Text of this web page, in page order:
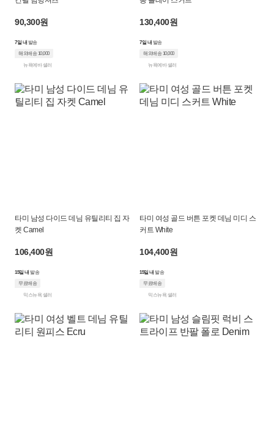
90,300원
7일 내 발송
해외배송 10,000
뉴욕에바 셀러
130,400원
7일 내 발송
해외배송 10,000
뉴욕에바 셀러
타미 남성 다이드 데님 유틸리티 집 자
켓 Camel
106,400원
15일 내 발송
무료배송
믹스뉴욕 셀러
타미 여성 골드 버튼 포켓 데님 미디 스
커트 White
104,400원
15일 내 발송
무료배송
믹스뉴욕 셀러